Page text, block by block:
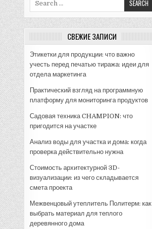
СВЕЖИЕ ЗАПИСИ
Этикетки для продукции: что важно
учесть перед печатью тиража: идеи для
отдела маркетинга
Практический взгляд на программную
платформу для мониторинга продуктов
Садовая техника CHAMPION: что
пригодится на участке
Анализ воды для участка и дома: когда
проверка действительно нужна
Стоимость архитектурной 3D-
визуализации: из чего складывается
смета проекта
Межвенцовый утеплитель Политерм: как
выбрать материал для теплого
деревянного дома